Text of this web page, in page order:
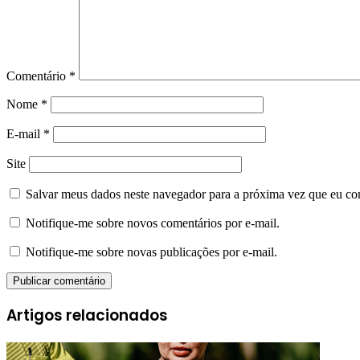
Comentário *
Nome *
E-mail *
Site
Salvar meus dados neste navegador para a próxima vez que eu
Notifique-me sobre novos comentários por e-mail.
Notifique-me sobre novas publicações por e-mail.
Artigos relacionados